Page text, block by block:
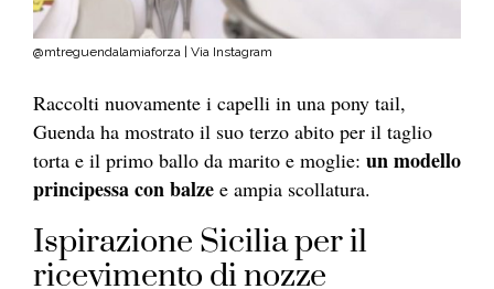
@mtreguendalamiaforza | Via Instagram
Raccolti nuovamente i capelli in una pony tail,
Guenda ha mostrato il suo terzo abito per il taglio
torta e il primo ballo da marito e moglie: un modello
principessa con balze e ampia scollatura.
Ispirazione Sicilia per il
ricevimento di nozze